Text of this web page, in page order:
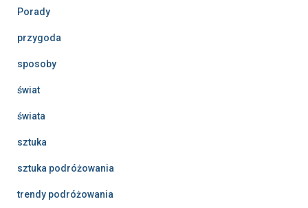
Porady
przygoda
sposoby
świat
świata
sztuka
sztuka podróżowania
trendy podróżowania